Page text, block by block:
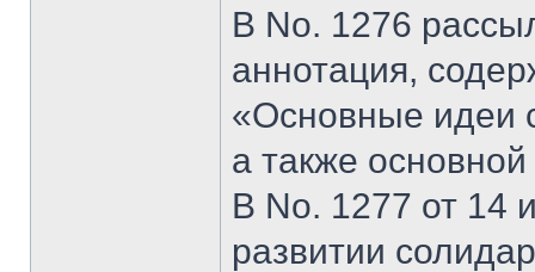
В No. 1276
аннотация,
«Основные идеи
а также
В No. 1277 от 14
развитии